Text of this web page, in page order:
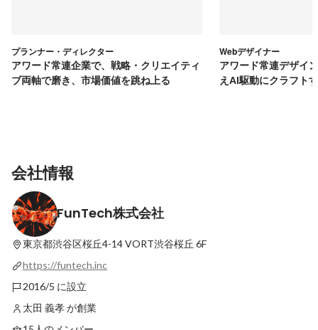
プランナー・ディレクター
アワード常連企業で、戦略・クリエイティ
ブ両軸で磨き、市場価値を跳ね上る
Webデザイナー
アワード常連デザイ
えAI駆動にクラフト
会社情報
FunTech株式会社
東京都渋谷区桜丘4-14VORT渋谷桜丘 6F
https://funtech.inc
2016/5 に設立
太田 義孝 が創業